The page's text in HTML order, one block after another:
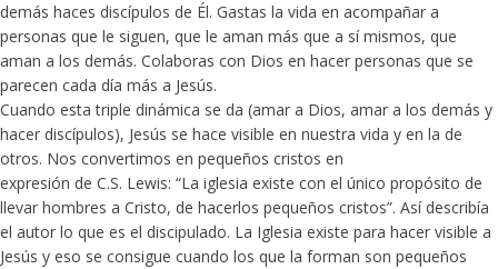
demás haces discípulos de Él. Gastas la vida en acompañar a
personas que le siguen, que le aman más que a sí mismos, que
aman a los demás. Colaboras con Dios en hacer personas que se
parecen cada día más a Jesús.
Cuando esta triple dinámica se da (amar a Dios, amar a los demás y
hacer discípulos), Jesús se hace visible en nuestra vida y en la de
otros. Nos convertimos en pequeños cristos en
expresión de C.S. Lewis: “La iglesia existe con el único propósito de
llevar hombres a Cristo, de hacerlos pequeños cristos”. Así describía
el autor lo que es el discipulado. La Iglesia existe para hacer visible a
Jesús y eso se consigue cuando los que la forman son pequeños